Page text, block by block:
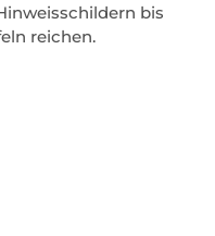
bis
reichen.